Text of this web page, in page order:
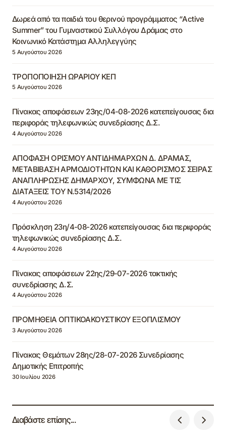
Δωρεά από τα παιδιά του θερινού προγράμματος “Active
Summer” του Γυμναστικού Συλλόγου Δράμας στο
Κοινωνικό Κατάστημα Αλληλεγγύης
5 Αυγούστου 2026
ΤΡΟΠΟΠΟΙΗΣΗ ΩΡΑΡΙΟΥ ΚΕΠ
5 Αυγούστου 2026
Πίνακας αποφάσεων 23ης/04-08-2026 κατεπείγουσας δια
περιφοράς τηλεφωνικώς συνεδρίασης Δ.Σ.
4 Αυγούστου 2026
ΑΠΟΦΑΣΗ ΟΡΙΣΜΟΥ ΑΝΤΙΔΗΜΑΡΧΩΝ Δ. ΔΡΑΜΑΣ,
ΜΕΤΑΒΙΒΑΣΗ ΑΡΜΟΔΙΟΤΗΤΩΝ ΚΑΙ ΚΑΘΟΡΙΣΜΟΣ ΣΕΙΡΑΣ
ΑΝΑΠΛΗΡΩΣΗΣ ΔΗΜΑΡΧΟΥ, ΣΥΜΦΩΝΑ ΜΕ ΤΙΣ
ΔΙΑΤΑΞΕΙΣ ΤΟΥ Ν.5314/2026
4 Αυγούστου 2026
Πρόσκληση 23η/4-08-2026 κατεπείγουσας δια περιφοράς
τηλεφωνικώς συνεδρίασης Δ.Σ.
4 Αυγούστου 2026
Πίνακας αποφάσεων 22ης/29-07-2026 τακτικής
συνεδρίασης Δ.Σ.
4 Αυγούστου 2026
ΠΡΟΜΗΘΕΙΑ ΟΠΤΙΚΟΑΚΟΥΣΤΙΚΟΥ ΕΞΟΠΛΙΣΜΟΥ
3 Αυγούστου 2026
Πίνακας Θεμάτων 28ης/28-07-2026 Συνεδρίασης
Δημοτικής Επιτροπής
30 Ιουλίου 2026
Διαβάστε επίσης...